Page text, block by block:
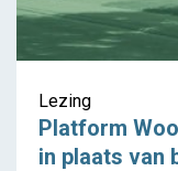
Lezing
Platform
in plaats van